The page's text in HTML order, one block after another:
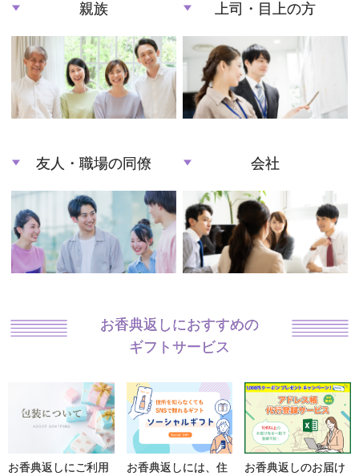
親族 上司・目上の方
友人・職場の同僚 会社
お香典返しにおすすめの
ギフトサービス
お香典返しにご利用 お香典返しには、住 お香典返しのお届け